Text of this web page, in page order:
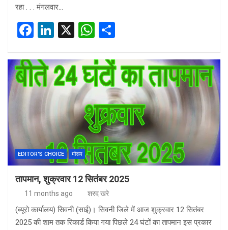
रहा . . . मंगलवार…
F
ce
b
o
k
Li
ke
dI
n
X
W
at
s
p
p
ar
e
EDITOR'S CHOICE मौसम
तापमान, शुक्रवार 12 सितंबर 2025
11 months ago शरद खरे
(ब्यूरो कार्यालय) सिवनी (साई)। सिवनी जिले में आज शुक्रवार 12 सितंबर
2025 की शाम तक रिकार्ड किया गया पिछले 24 घंटों का तापमान इस प्रकार